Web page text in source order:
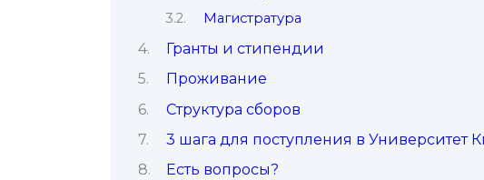
Магистратура
Гранты и стипендии
Проживание
Структура сборов
3 шага для поступления в Университет
Есть вопросы?